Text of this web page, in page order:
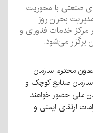
صنعتی با محوریت
بحران روز
ساعت ۸ صبح در مرکز خدمات فناوری و
محترم سازمان
پدافند غیرعامل کشور و مدیرکل HSEE سازمان صنایع کوچک و
ملی حضور خواهند
ارتقای ایمنی و